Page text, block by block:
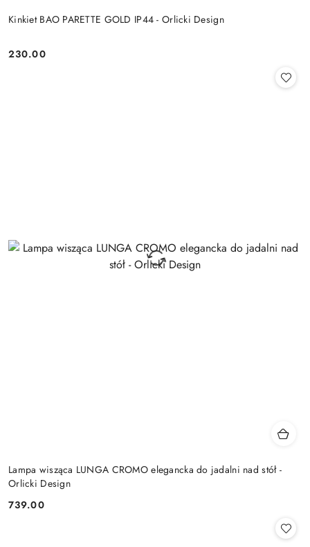
Kinkiet BAO PARETTE GOLD IP44 - Orlicki Design
Cena:
230.00
Lampa wisząca LUNGA CROMO elegancka do jadalni nad stół -
Orlicki Design
Cena:
739.00